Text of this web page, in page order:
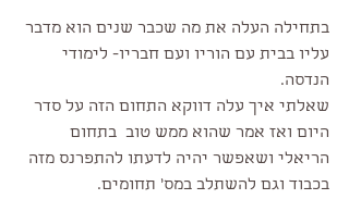
בתחילה העלה את מה שכבר שנים הוא מדבר
עליו בבית עם הוריו ועם חבריו- לימודי
הנדסה.
שאלתי איך עלה דווקא התחום הזה על סדר
היום ואז אמר שהוא ממש טוב  בתחום
הריאלי ושאפשר יהיה לדעתו להתפרנס מזה
בכבוד וגם להשתלב במס' תחומים.